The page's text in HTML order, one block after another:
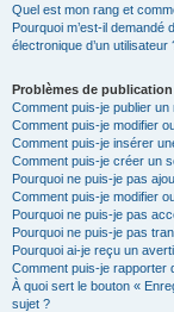
Quel est mon rang et
Pourquoi m’est-il
électronique d’un utilisateur
Problèmes de publication
Comment puis-je publier
Comment puis-je modifier
Comment puis-je insérer
Comment puis-je créer un
Pourquoi ne puis-je pas
Comment puis-je modifier
Pourquoi ne puis-je pas
Pourquoi ne puis-je pas
Pourquoi ai-je reçu un
Comment puis-je rapporter
À quoi sert le bouton «
sujet ?